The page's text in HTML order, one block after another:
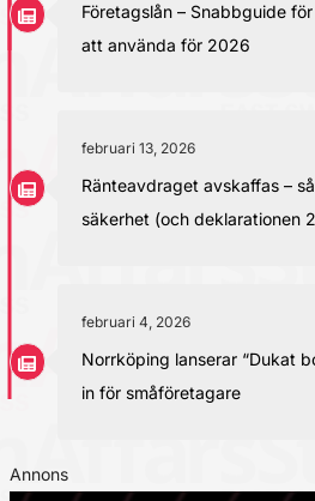
Företagslån – Snabbguide
att använda för 2026
februari 13, 2026
Ränteavdraget avskaffas –
säkerhet (och deklarationen
februari 4, 2026
Norrköping lanserar “Dukat
in för småföretagare
Annons